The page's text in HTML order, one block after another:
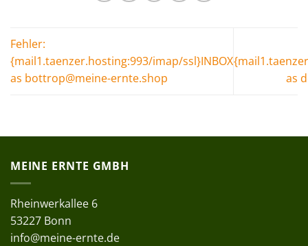
Fehler:
{mail1.taenzer.hosting:993/imap/ssl}INBOX
as bottrop@meine-ernte.shop
as
MEINE ERNTE GMBH
Rheinwerkallee 6
53227 Bonn
info@meine-ernte.de